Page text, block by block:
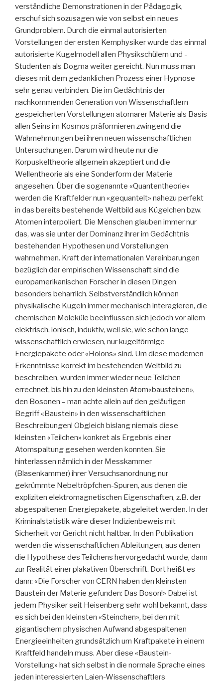
verständliche Demonstrationen in der Pädagogik,
erschuf sich sozusagen wie von selbst ein neues
Grundproblem. Durch die einmal autorisierten
Vorstellungen der ersten Kernphysiker wurde das einmal
autorisierte Kugelmodell allen Physikschülern und -
Studenten als Dogma weiter gereicht. Nun muss man
dieses mit dem gedanklichen Prozess einer Hypnose
sehr genau verbinden. Die im Gedächtnis der
nachkommenden Generation von Wissenschaftlern
gespeicherten Vorstellungen atomarer Materie als Basis
allen Seins im Kosmos präformieren zwingend die
Wahrnehmungen bei ihren neuen wissenschaftlichen
Untersuchungen. Darum wird heute nur die
Korpuskeltheorie allgemein akzeptiert und die
Wellentheorie als eine Sonderform der Materie
angesehen. Über die sogenannte «Quantentheorie»
werden die Kraftfelder nun «gequantelt» nahezu perfekt
in das bereits bestehende Weltbild aus Kügelchen bzw.
Atomen interpoliert. Die Menschen glauben immer nur
das, was sie unter der Dominanz ihrer im Gedächtnis
bestehenden Hypothesen und Vorstellungen
wahrnehmen. Kraft der internationalen Vereinbarungen
bezüglich der empirischen Wissenschaft sind die
europamerikanischen Forscher in diesen Dingen
besonders beharrlich. Selbstverständlich können
physikalische Kugeln immer mechanisch interagieren, die
chemischen Moleküle beeinflussen sich jedoch vor allem
elektrisch, ionisch, induktiv, weil sie, wie schon lange
wissenschaftlich erwiesen, nur kugelförmige
Energiepakete oder «Holons» sind. Um diese modernen
Erkenntnisse korrekt im bestehenden Weltbild zu
beschreiben, wurden immer wieder neue Teilchen
errechnet, bis hin zu den kleinsten Atom«bausteinen»,
den Bosonen – man achte allein auf den geläufigen
Begriff «Baustein» in den wissenschaftlichen
Beschreibungen! Obgleich bislang niemals diese
kleinsten «Teilchen» konkret als Ergebnis einer
Atomspaltung gesehen werden konnten. Sie
hinterlassen nämlich in der Messkammer
(Blasenkammer) ihrer Versuchsanordnung nur
gekrümmte Nebeltröpfchen-Spuren, aus denen die
expliziten elektromagnetischen Eigenschaften, z.B. der
abgespaltenen Energiepakete, abgeleitet werden. In der
Kriminalstatistik wäre dieser Indizienbeweis mit
Sicherheit vor Gericht nicht haltbar. In den Publikation
werden die wissenschaftlichen Ableitungen, aus denen
die Hypothese des Teilchens hervorgedacht wurde, dann
zur Realität einer plakativen Überschrift. Dort heißt es
dann: «Die Forscher von CERN haben den kleinsten
Baustein der Materie gefunden: Das Boson!» Dabei ist
jedem Physiker seit Heisenberg sehr wohl bekannt, dass
es sich bei den kleinsten «Steinchen», bei den mit
gigantischem physischen Aufwand abgespaltenen
Energieeinheiten grundsätzlich um Kraftpakete in einem
Kraftfeld handeln muss. Aber diese «Baustein-
Vorstellung» hat sich selbst in die normale Sprache eines
jeden interessierten Laien-Wissenschaftlers